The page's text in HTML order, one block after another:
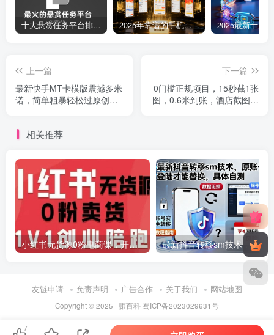
十大悬赏任务平台排行榜（全网最好的悬赏任务平台） 2025年靠谱的手机赚钱app（5款真实可靠可以微信提现的赚钱软件）
上一篇
最新快手MT卡模版震撼多米
诺，简单粗暴轻松过原创出
下一篇
0门槛正规项目，15秒截1张
图，0.6米到账，酒店截图任
相关推荐
小红书无货源0粉电商课，开店准备、选品策略、笔记撰写、视频剪辑、数据分析、账号打造、资料文档(更新26年2月)
友链申请 免责声明 广告合作 关于我们 网站地图
Copyright © 2025 · 赚百科蜀ICP备2023029631号
7